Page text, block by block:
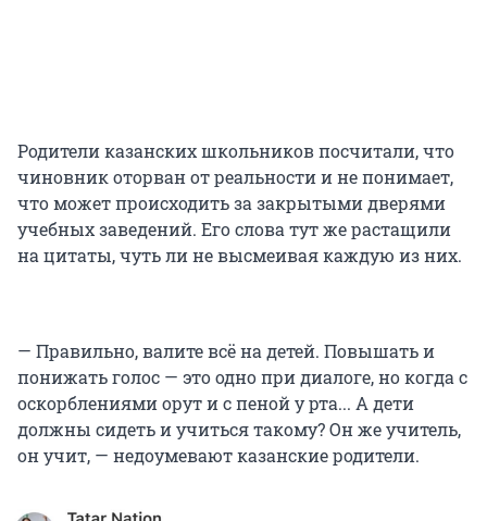
Родители казанских школьников посчитали, что
чиновник оторван от реальности и не понимает,
что может происходить за закрытыми дверями
учебных заведений. Его слова тут же растащили
на цитаты, чуть ли не высмеивая каждую из них.
— Правильно, валите всё на детей. Повышать и
понижать голос — это одно при диалоге, но когда с
оскорблениями орут и с пеной у рта... А дети
должны сидеть и учиться такому? Он же учитель,
он учит, — недоумевают казанские родители.